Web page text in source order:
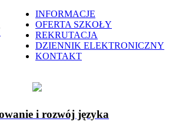
INFORMACJE
OFERTA SZKOŁY
REKRUTACJA
DZIENNIK ELEKTRONICZNY
KONTAKT
i rozwój języka